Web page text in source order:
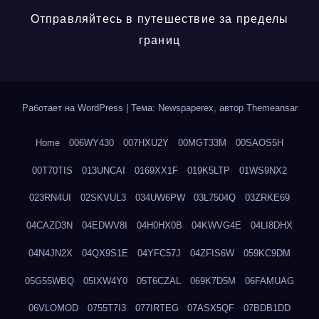
Отправляйтесь в путешествие за пределы
границ
Работает на WordPress Тема: Newspaperex, автор Themeansar
Home 006WY430 007HXU2Y 00MGT33M 00SAOS5H
00T70TIS 013UNCAI 0169XX1F 019K5LTP 01WS9NX2
023RN4UI 02SKVUL3 034UW6PW 03L7504Q 03ZRKE69
04CAZD3N 04EDWV8I 04H0HX0B 04KWVG4E 04LI8DHX
04N4JN2X 04QX9S1E 04YFC57J 04ZFIS6W 059KC9DM
05G55WBQ 05IXW4Y0 05T6CZAL 069K7D5M 06FAMUAG
06VLOMOD 0755T7I3 077IRTEG 07ASX5QF 07BDB1DD